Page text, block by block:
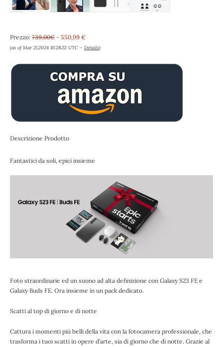
Prezzo: 739,00€ - 550,99 €
(as of Mar 21,2024 10:28:22 UTC – Details)
Descrizione Prodotto
Fantastici da soli, epici insieme
Foto straordinarie ed un suono ad alta definizione con Galaxy S23 FE e
Galaxy Buds FE. Ora insieme in un pack dedicato.
Scatti al top di giorno e di notte
Cattura i momenti più belli della vita con la fotocamera professionale, che
trasforma i tuoi scatti in opere d’arte, sia di giorno che di notte. Grazie al